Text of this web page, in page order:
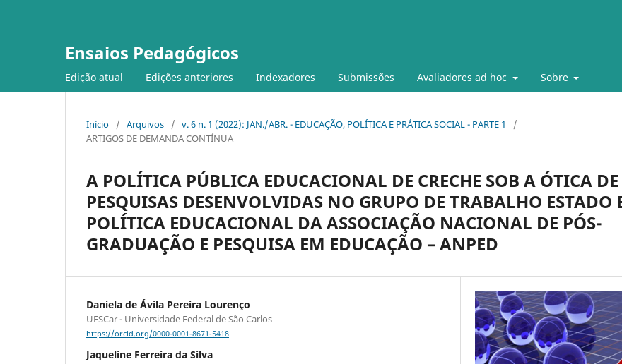
Ensaios Pedagógicos
Edição atual Edições anteriores Indexadores Submissões Avaliadores ad hoc Sobre
Início / Arquivos / v. 6 n. 1 (2022): JAN./ABR. - EDUCAÇÃO, POLÍTICA E PRÁTICA SOCIAL - PARTE 1
/
ARTIGOS DE DEMANDA CONTÍNUA
A POLÍTICA PÚBLICA EDUCACIONAL DE CRECHE SOB A ÓTICA DE
PESQUISAS DESENVOLVIDAS NO GRUPO DE TRABALHO ESTADO
POLÍTICA EDUCACIONAL DA ASSOCIAÇÃO NACIONAL DE PÓS-
GRADUAÇÃO E PESQUISA EM EDUCAÇÃO – ANPED
Daniela de Ávila Pereira Lourenço
UFSCar - Universidade Federal de São Carlos
https://orcid.org/0000-0001-8671-5418
Jaqueline Ferreira da Silva